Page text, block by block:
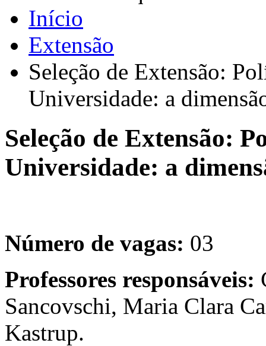
Início
Extensão
Seleção de Extensão:
Universidade: a
Seleção de Extensão:
Universidade: a
Número de vagas: 03
Professores responsáveis:
Sancovschi, Maria Clara
Kastrup.